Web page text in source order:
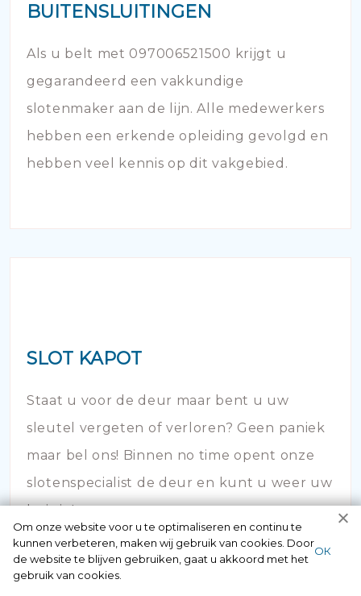
BUITENSLUITINGEN
Als u belt met 097006521500 krijgt u
gegarandeerd een vakkundige
slotenmaker aan de lijn. Alle medewerkers
hebben een erkende opleiding gevolgd en
hebben veel kennis op dit vakgebied.
SLOT KAPOT
Staat u voor de deur maar bent u uw
sleutel vergeten of verloren? Geen paniek
maar bel ons! Binnen no time opent onze
slotenspecialist de deur en kunt u weer uw
huis in!
Om onze website voor u te optimaliseren en continu te
kunnen verbeteren, maken wij gebruik van cookies. Door
de website te blijven gebruiken, gaat u akkoord met het
gebruik van cookies.
ОК